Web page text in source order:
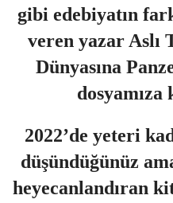
gibi edebiyatın
veren yazar Aslı
Dünyasına
2022’de yeteri
düşündüğünüz
heyecanlandıran